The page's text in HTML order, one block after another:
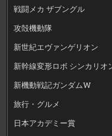
戦闘メカ ザブングル
攻殻機動隊
新世紀エヴァンゲリオン
新幹線変形ロボ シンカリオ
新機動戦記ガンダムW
旅行・グルメ
日本アカデミー賞